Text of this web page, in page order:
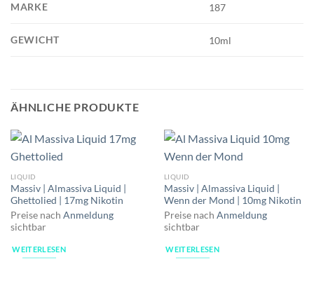
MARKE 187
GEWICHT 10ml
ÄHNLICHE PRODUKTE
LIQUID
Massiv | Almassiva Liquid |
Ghettolied | 17mg Nikotin
Preise nach Anmeldung
sichtbar
WEITERLESEN
LIQUID
Massiv | Almassiva Liquid |
Wenn der Mond | 10mg Nikotin
Preise nach Anmeldung
sichtbar
WEITERLESEN